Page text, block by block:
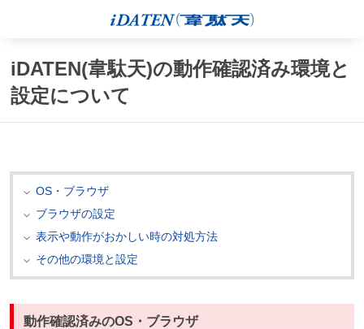
iDATEN(韋駄天)の動作確認済み環境と
設定について
OS・ブラウザ
ブラウザの設定
表示や動作がおかしい時の対処方法
その他の環境と設定
動作確認済みのOS・ブラウザ